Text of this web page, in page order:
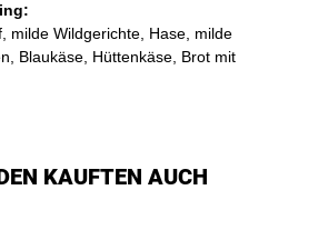
milde Wildgerichte, Hase, milde
Blaukäse, Hüttenkäse, Brot mit
KAUFTEN AUCH